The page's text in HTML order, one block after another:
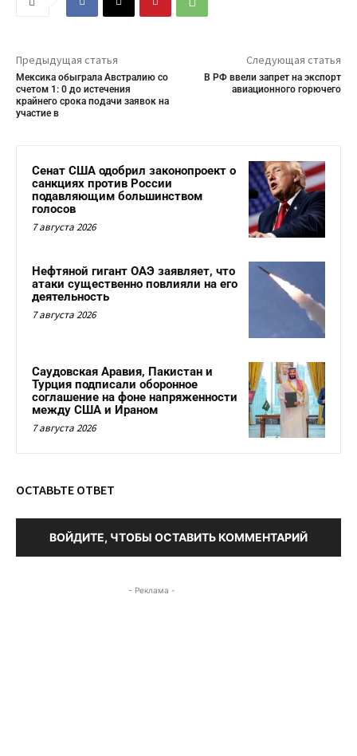
Предыдущая статья
Мексика обыграла Австралию со
счетом 1: 0 до истечения
крайнего срока подачи заявок на
участие в
Следующая статья
В РФ ввели запрет на экспорт
авиационного горючего
Сенат США одобрил законопроект о
санкциях против России
подавляющим большинством
голосов
7 августа 2026
Нефтяной гигант ОАЭ заявляет, что
атаки существенно повлияли на его
деятельность
7 августа 2026
Саудовская Аравия, Пакистан и
Турция подписали оборонное
соглашение на фоне напряженности
между США и Ираном
7 августа 2026
ОСТАВЬТЕ ОТВЕТ
ВОЙДИТЕ, ЧТОБЫ ОСТАВИТЬ КОММЕНТАРИЙ
- Реклама -